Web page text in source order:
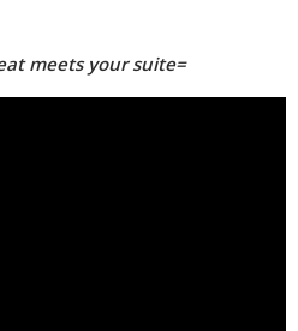
meets your suite=